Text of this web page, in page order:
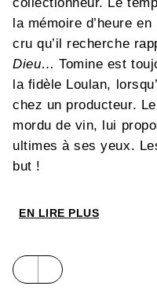
la mémoire d’heure
cru qu’il recherche
Dieu… Tomine est
la fidèle Loulan,
chez un producteur.
mordu de vin, lui
ultimes à ses yeux.
but !
EN LIRE PLUS